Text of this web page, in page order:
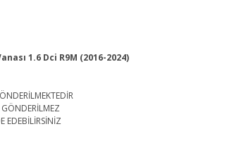
1.6 Dci R9M (2016-2024)
EDEBİLİRSİNİZ